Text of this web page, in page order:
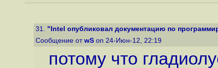
31. "Intel опубликовал документацию по
Сообщение от wS on 24-Июн-12, 22:19
потому что